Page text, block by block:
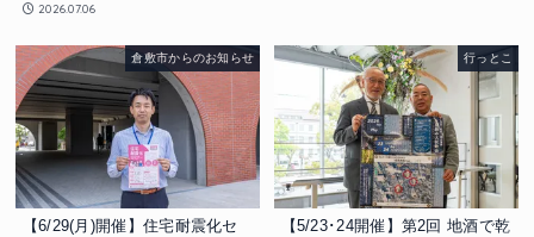
2026.07.06
倉敷市からのお知らせ
【6/29(月)開催】住宅耐震化セ
行っとこ
【5/23･24開催】第2回 地酒で乾